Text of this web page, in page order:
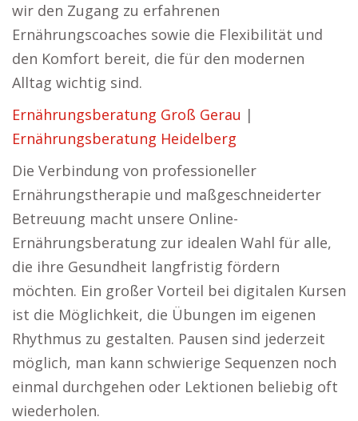
wir den Zugang zu erfahrenen
Ernährungscoaches sowie die Flexibilität und
den Komfort bereit, die für den modernen
Alltag wichtig sind.
Ernährungsberatung Groß Gerau |
Ernährungsberatung Heidelberg
Die Verbindung von professioneller
Ernährungstherapie und maßgeschneiderter
Betreuung macht unsere Online-
Ernährungsberatung zur idealen Wahl für alle,
die ihre Gesundheit langfristig fördern
möchten. Ein großer Vorteil bei digitalen Kursen
ist die Möglichkeit, die Übungen im eigenen
Rhythmus zu gestalten. Pausen sind jederzeit
möglich, man kann schwierige Sequenzen noch
einmal durchgehen oder Lektionen beliebig oft
wiederholen.